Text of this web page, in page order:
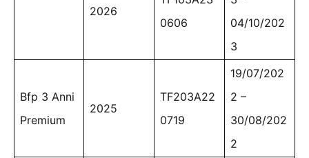
2026
0606
04/10/202
3
Bfp 3 Anni
Premium
2025
TF203A22
0719
19/07/202
2 –
30/08/202
2